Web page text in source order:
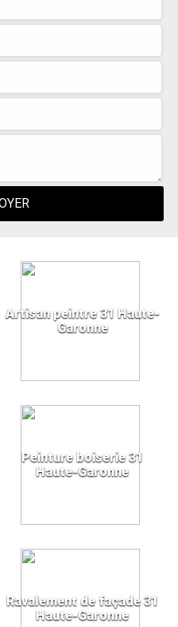
Artisan peintre 31 Haute-
Garonne
Peinture boiserie 31
Haute-Garonne
Ravalement de façade 31
Haute-Garonne